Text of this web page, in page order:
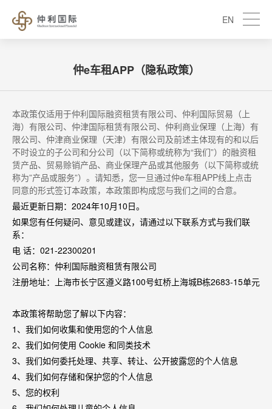
EN
仲e车租APP（隐私政策）
本政策仅适用于仲利国际融资租赁有限公司、仲利国际贸易（上
海）有限公司、仲津国际租赁有限公司、仲利商业保理（上海）有
限公司、仲津商业保理（天津）有限公司及前述主体现有的和以后
不时设立的子公司和分公司（以下简称或统称为“我们”）的融资租
赁产品、贸易赊销产品、商业保理产品或其他服务（以下简称或统
称为”产品或服务”）。请知悉，您一旦通过仲e车租APP线上点击
同意的形式签订本政策，本政策即构成您与我们之间的合意。
最近更新日期： 2024年10月10日。
如果您有任何疑问、意见或建议，请通过以下联系方式与我们联
系：
电 话： 021-22300201
公司名称：仲利国际融资租赁有限公司
注册地址：上海市长宁区遵义路100号虹桥上海城B栋2683-15单元
本政策将帮助您了解以下内容：
1 、我们如何收集和使用您的个人信息
2、我们如何使用 Cookie 和同类技术
3、我们如何委托处理、共享、转让、公开披露您的个人信息
4、我们如何存储和保护您的个人信息
5、您的权利